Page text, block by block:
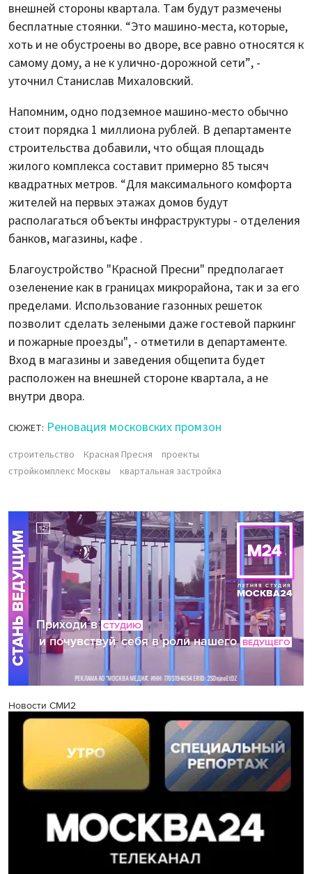
внешней стороны квартала. Там будут размечены
бесплатные стоянки. “Это машино-места, которые,
хоть и не обустроены во дворе, все равно относятся к
самому дому, а не к улично-дорожной сети”, -
уточнил Станислав Михаловский.
Напомним, одно подземное машино-место обычно
стоит порядка 1 миллиона рублей. В департаменте
строительства добавили, что общая площадь
жилого комплекса составит примерно 85 тысяч
квадратных метров. “Для максимального комфорта
жителей на первых этажах домов будут
располагаться объекты инфраструктуры - отделения
банков, магазины, кафе .
Благоустройство "Красной Пресни" предполагает
озеленение как в границах микрорайона, так и за его
пределами. Использование газонных решеток
позволит сделать зелеными даже гостевой паркинг
и пожарные проезды", - отметили в департаменте.
Вход в магазины и заведения общепита будет
расположен на внешней стороне квартала, а не
внутри двора.
СЮЖЕТ: Реновация московских промзон
строительство Красная Пресня
проекты
стройкомплекс Москвы
квартальная застройка
Новости СМИ2